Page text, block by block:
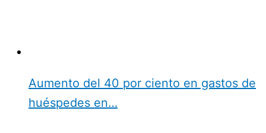
Aumento del 40 por ciento en gastos de
huéspedes en…